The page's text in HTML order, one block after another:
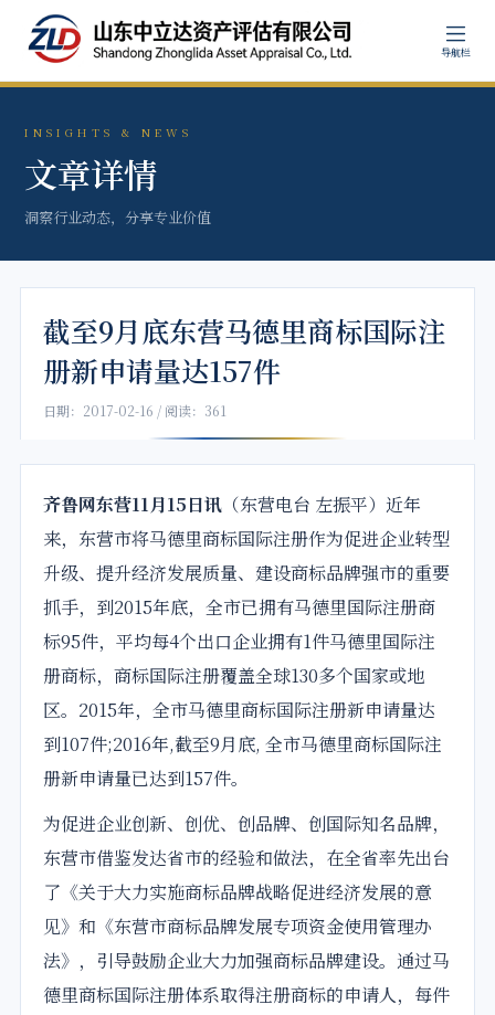
导航栏
INSIGHTS & NEWS
文章详情
洞察行业动态，分享专业价值
截至9月底东营马德里商标国际注
册新申请量达157件
日期：2017-02-16 / 阅读：361
齐鲁网东营11月15日讯 （东营电台 左振平）近年
来，东营市将马德里商标国际注册作为促进企业转型
升级、提升经济发展质量、建设商标品牌强市的重要
抓手，到2015年底，全市已拥有马德里国际注册商
标95件，平均每4个出口企业拥有1件马德里国际注
册商标，商标国际注册覆盖全球130多个国家或地
区。2015年，全市马德里商标国际注册新申请量达
到107件;2016年,截至9月底, 全市马德里商标国际注
册新申请量已达到157件。
为促进企业创新、创优、创品牌、创国际知名品牌，
东营市借鉴发达省市的经验和做法，在全省率先出台
了《关于大力实施商标品牌战略促进经济发展的意
见》和《东营市商标品牌发展专项资金使用管理办
法》，引导鼓励企业大力加强商标品牌建设。通过马
德里商标国际注册体系取得注册商标的申请人，每件